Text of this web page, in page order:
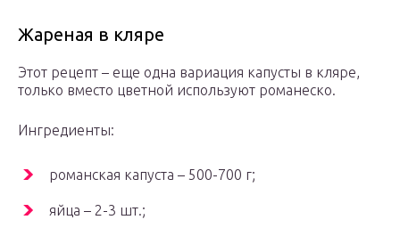
Жареная в кляре
Этот рецепт – еще одна вариация капусты в кляре,
только вместо цветной используют романеско.
Ингредиенты:
романская капуста – 500-700 г;
яйца – 2-3 шт.;